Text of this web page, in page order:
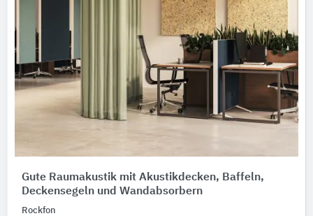
Gute Raumakustik mit Akustikdecken, Baffeln,
Deckensegeln und Wandabsorbern
Rockfon